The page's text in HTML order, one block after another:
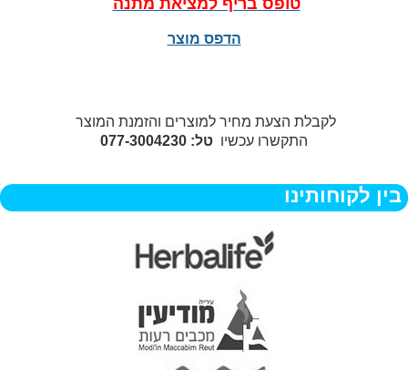
טופס בריף למציאת מתנה
הדפס מוצר
לקבלת הצעת מחיר למוצרים והזמנת המוצר
התקשרו עכשיו טל: 077-3004230
בין לקוחותינו